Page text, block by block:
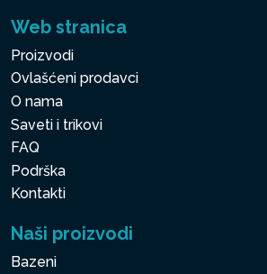
Web stranica
Proizvodi
Ovlašćeni prodavci
O nama
Saveti i trikovi
FAQ
Podrška
Kontakti
Naši proizvodi
Bazeni